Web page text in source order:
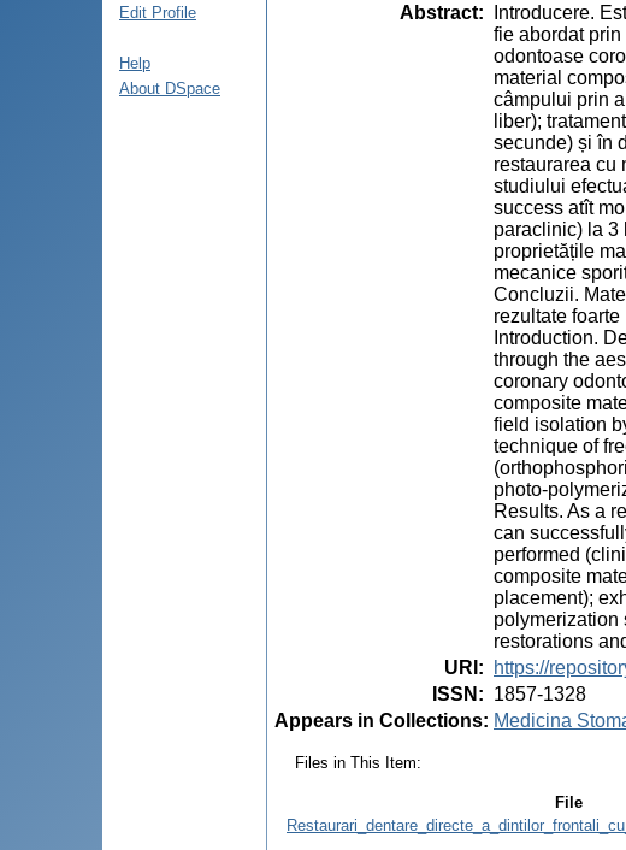
Edit Profile
Help
About DSpace
Abstract:
Introducere.
fie abordat
odontoase
material
câmpului prin
liber);
secunde) și în
restaurarea cu
studiului
success atît
paraclinic) la 3
proprietățile
mecanice
Concluzii.
rezultate
Introduction.
through the
coronary
composite
field isolation
technique of
photo-
Results. As a
can
performed
composite
placement);
polymerization
restorations
URI :
https://
ISSN : 1857-1328
Appears in Collections: Medicina
Files in This Item:
File